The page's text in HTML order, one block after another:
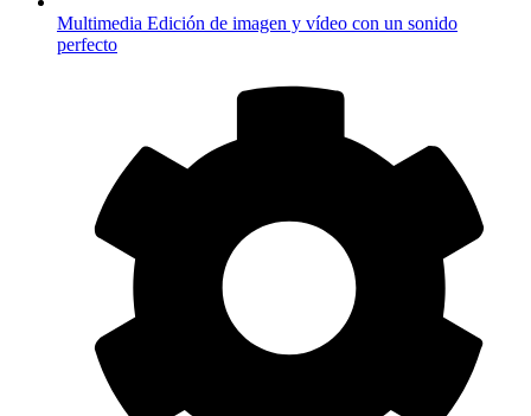
Multimedia Edición de imagen y vídeo con un sonido
perfecto